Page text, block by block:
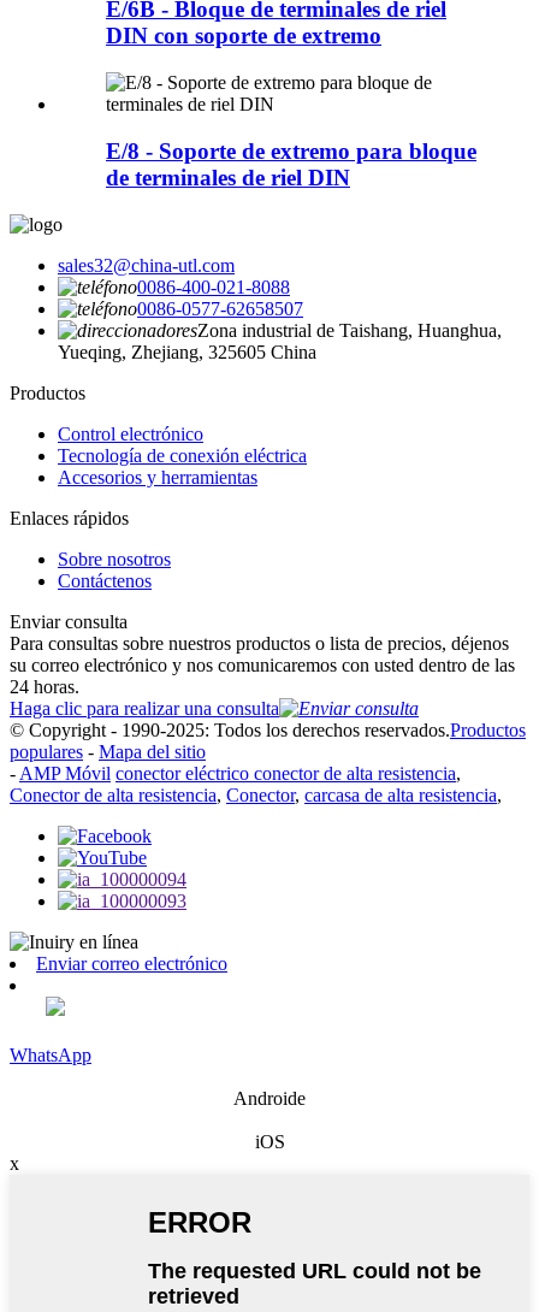
E/6B - Bloque de terminales de riel
DIN con soporte de extremo
E/8 - Soporte de extremo para bloque
de terminales de riel DIN
sales32@china-utl.com
0086-400-021-8088
0086-0577-62658507
Zona industrial de Taishang, Huanghua,
Yueqing, Zhejiang, 325605 China
Productos
Control electrónico
Tecnología de conexión eléctrica
Accesorios y herramientas
Enlaces rápidos
Sobre nosotros
Contáctenos
Enviar consulta
Para consultas sobre nuestros productos o lista de precios, déjenos
su correo electrónico y nos comunicaremos con usted dentro de las
24 horas.
Haga clic para realizar una consulta
© Copyright - 1990-2025: Todos los derechos reservados.Productos
populares - Mapa del sitio
- AMP Móvil conector eléctrico conector de alta resistencia,
Conector de alta resistencia, Conector, carcasa de alta resistencia,
Enviar correo electrónico
WhatsApp
Androide
iOS
x